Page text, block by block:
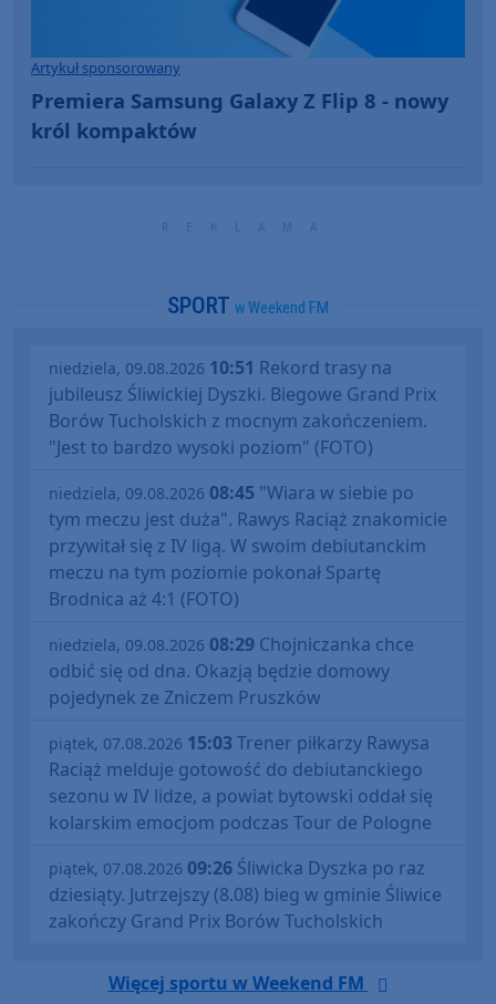
Artykuł sponsorowany
Premiera Samsung Galaxy Z Flip 8 - nowy
król kompaktów
SPORT w Weekend FM
niedziela, 09.08.2026 10:51 Rekord trasy na
jubileusz Śliwickiej Dyszki. Biegowe Grand Prix
Borów Tucholskich z mocnym zakończeniem.
"Jest to bardzo wysoki poziom" (FOTO)
niedziela, 09.08.2026 08:45 "Wiara w siebie po
tym meczu jest duża". Rawys Raciąż znakomicie
przywitał się z IV ligą. W swoim debiutanckim
meczu na tym poziomie pokonał Spartę
Brodnica aż 4:1 (FOTO)
niedziela, 09.08.2026 08:29 Chojniczanka chce
odbić się od dna. Okazją będzie domowy
pojedynek ze Zniczem Pruszków
piątek, 07.08.2026 15:03Trener piłkarzy Rawysa
Raciąż melduje gotowość do debiutanckiego
sezonu w IV lidze, a powiat bytowski oddał się
kolarskim emocjom podczas Tour de Pologne
piątek, 07.08.2026 09:26 Śliwicka Dyszka po raz
dziesiąty. Jutrzejszy (8.08) bieg w gminie Śliwice
zakończy Grand Prix Borów Tucholskich
Więcej sportu w Weekend FM